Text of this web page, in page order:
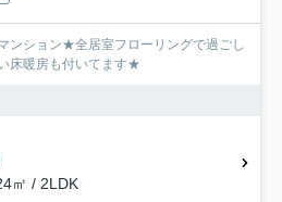
ンション★全居室フローリングで過ごし
床暖房も付いてます★
㎡ / 2LDK